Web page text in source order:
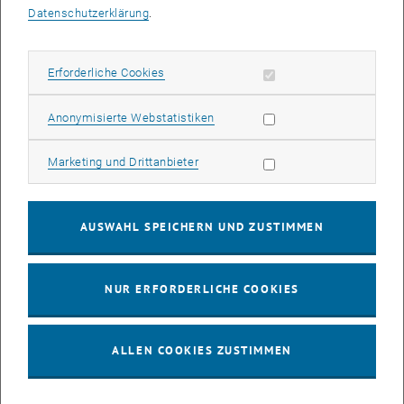
Subseiten von
Subseiten von Über
Subseiten von
Subseiten von
Subseiten von
Subseiten von
Metropolitan Activity Relocation Simulator
Verkehrsmodell, welches am Forschungsbereich entwickelt
englischen Website.
Datenschutzerklärung
Erforderliche Cookies Erforderliche Cookies zulassen
Anonymisierte WebstatistikenStatistik Cookies zulassen
Marketing und DrittanbieterMarketing Cookies zulassen
AUSWAHL SPEICHERN UND ZUSTIMMEN
NUR ERFORDERLICHE COOKIES
ALLEN COOKIES ZUSTIMMEN